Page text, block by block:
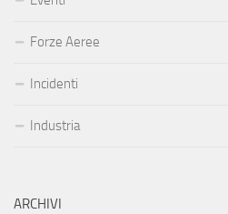
Forze Aeree
Incidenti
Industria
ARCHIVI